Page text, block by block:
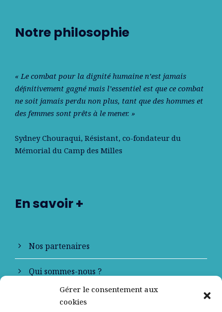
Gérer le consentement aux
cookies
Notre philosophie
« Le combat pour la dignité humaine n’est jamais
déﬁnitivement gagné mais l’essentiel est que ce combat
ne soit jamais perdu non plus, tant que des hommes et
des femmes sont prêts à le mener. »
Sydney Chouraqui, Résistant, co-fondateur du
Mémorial du Camp des Milles
En savoir +
Nos partenaires
Qui sommes-nous ?
Contactez-nous